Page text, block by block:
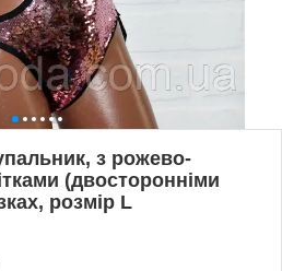
з рожево-
(двосторонніми
розмір L